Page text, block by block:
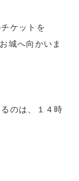
ケットを
城へ向かいま
のは、１４時